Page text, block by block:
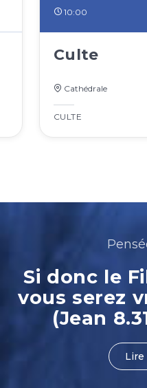
10:00
Culte
Cathédrale
CULTE
Si donc le
vous serez
(Jean
Lire